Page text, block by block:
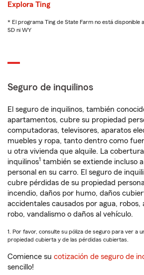
Explora Ting
* El programa Ting de State Farm no está disponible
SD ni WY
Seguro de inquilinos
El seguro de inquilinos, también
apartamentos, cubre su propiedad
computadoras, televisores, aparatos
muebles y ropa, tanto dentro como
u otra vivienda que alquile. La
inquilinos1 también se extiende incluso
personal en su carro. El seguro de
cubre pérdidas de su propiedad
incendio, daños por humo, daños
accidentales causados por agua, robos,
robo, vandalismo o daños al vehículo.
1. Por favor, consulte su póliza de seguro para ver a
propiedad cubierta y de las pérdidas cubiertas.
Comience su cotización de seguro de
sencillo!